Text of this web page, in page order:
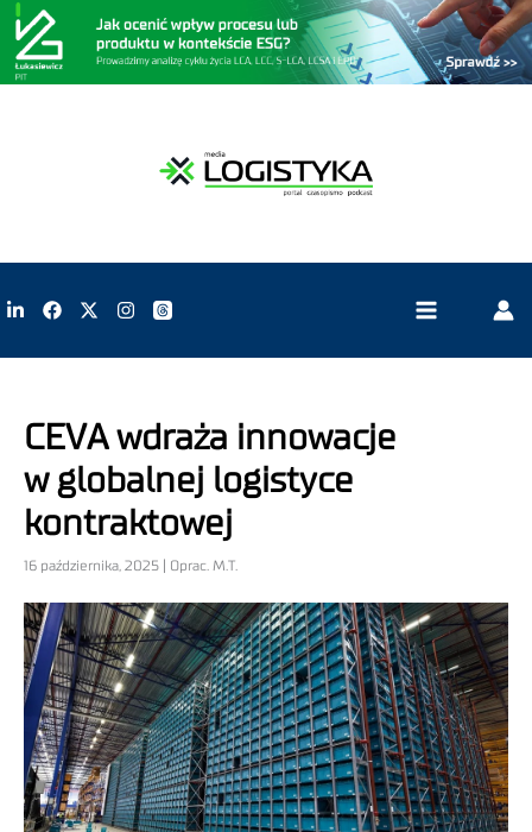
CEVA wdraża innowacje
w globalnej logistyce
kontraktowej
16 października, 2025 | Oprac. M.T.